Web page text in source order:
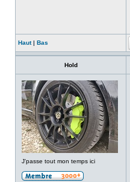
Haut| Bas
Hold
J'passe tout mon temps ici